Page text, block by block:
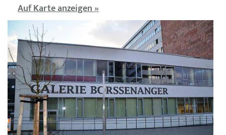
Auf Karte anzeigen »